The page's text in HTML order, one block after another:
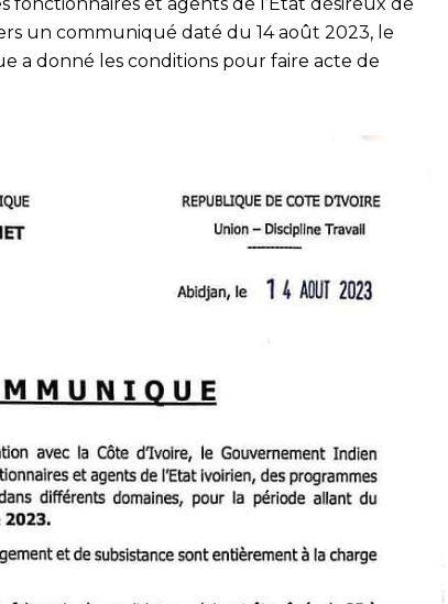
un communiqué daté du 14 août 2023, le
a donné les conditions pour faire acte de